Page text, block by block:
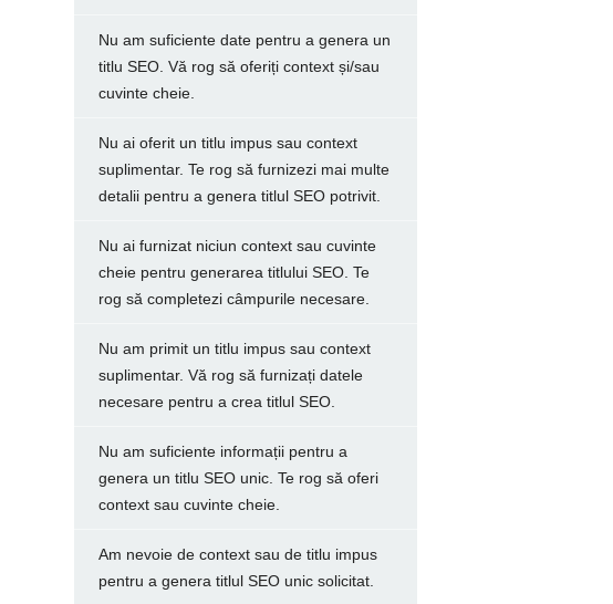
Nu am suficiente date pentru a genera un
titlu SEO. Vă rog să oferiți context și/sau
cuvinte cheie.
Nu ai oferit un titlu impus sau context
suplimentar. Te rog să furnizezi mai multe
detalii pentru a genera titlul SEO potrivit.
Nu ai furnizat niciun context sau cuvinte
cheie pentru generarea titlului SEO. Te
rog să completezi câmpurile necesare.
Nu am primit un titlu impus sau context
suplimentar. Vă rog să furnizați datele
necesare pentru a crea titlul SEO.
Nu am suficiente informații pentru a
genera un titlu SEO unic. Te rog să oferi
context sau cuvinte cheie.
Am nevoie de context sau de titlu impus
pentru a genera titlul SEO unic solicitat.